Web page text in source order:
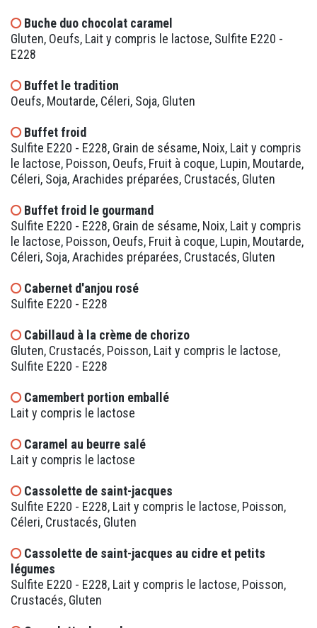
Buche duo chocolat caramel
Gluten, Oeufs, Lait y compris le lactose, Sulfite E220 -
E228
Buffet le tradition
Oeufs, Moutarde, Céleri, Soja, Gluten
Buffet froid
Sulfite E220 - E228, Grain de sésame, Noix, Lait y compris
le lactose, Poisson, Oeufs, Fruit à coque, Lupin, Moutarde,
Céleri, Soja, Arachides préparées, Crustacés, Gluten
Buffet froid le gourmand
Sulfite E220 - E228, Grain de sésame, Noix, Lait y compris
le lactose, Poisson, Oeufs, Fruit à coque, Lupin, Moutarde,
Céleri, Soja, Arachides préparées, Crustacés, Gluten
Cabernet d'anjou rosé
Sulfite E220 - E228
Cabillaud à la crème de chorizo
Gluten, Crustacés, Poisson, Lait y compris le lactose,
Sulfite E220 - E228
Camembert portion emballé
Lait y compris le lactose
Caramel au beurre salé
Lait y compris le lactose
Cassolette de saint-jacques
Sulfite E220 - E228, Lait y compris le lactose, Poisson,
Céleri, Crustacés, Gluten
Cassolette de saint-jacques au cidre et petits
légumes
Sulfite E220 - E228, Lait y compris le lactose, Poisson,
Crustacés, Gluten